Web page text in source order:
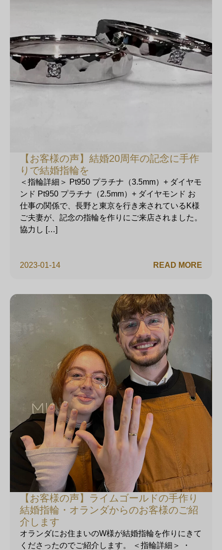
【お客様の声】結婚20周年の記念に手作
りで結婚指輪を
2023-01-14
＜指輪詳細＞ Pt950 プラチナ（3.5mm）+ ダイヤモ
ンド Pt950 プラチナ（2.5mm）+ ダイヤモンド お
仕事の関係で、長野と東京を行き来されているK様
ご夫妻が、記念の指輪を作りにご来店されました。
協力し […]
READ MORE
【お客様の声】ライムゴールドの手作り
結婚指輪・オランダからのお客様のご紹
介します
オランダにお住まいのW様が結婚指輪を作りにきて
くださったのでご紹介します。 ＜指輪詳細＞ ・